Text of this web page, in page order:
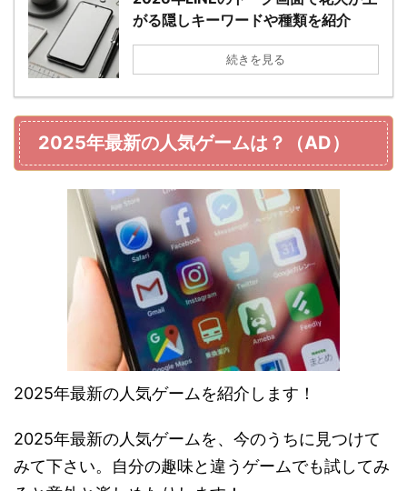
がる隠しキーワードや種類を紹介
続きを見る
2025年最新の人気ゲームは？（AD）
2025年最新の人気ゲームを紹介します！
2025年最新の人気ゲームを、今のうちに見つけて
みて下さい。自分の趣味と違うゲームでも試してみ